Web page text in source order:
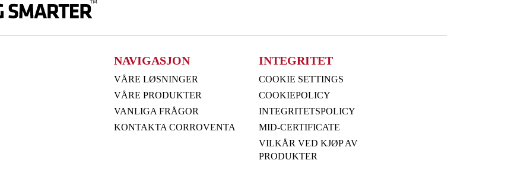
NAVIGASJON
VÅRE LØSNINGER
VÅRE PRODUKTER
VANLIGA FRÅGOR
KONTAKTA CORROVENTA
INTEGRITET
COOKIE SETTINGS
COOKIEPOLICY
INTEGRITETSPOLICY
MID-CERTIFICATE
VILKÅR VED KJØP AV
PRODUKTER